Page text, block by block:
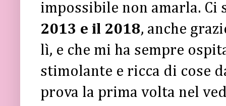
impossibile non amarla. Ci
2013 e il 2018, anche
lì, e che mi ha sempre
stimolante e ricca di cose
prova la prima volta nel